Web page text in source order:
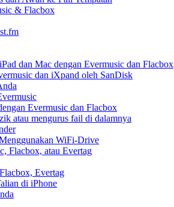
& Flacbox
dan Mac dengan Evermusic dan Flacbox
dan iXpand oleh SanDisk
Evermusic dan Flacbox
atau mengurus fail di dalamnya
WiFi-Drive
Flacbox, atau Evertag
Evertag
di iPhone